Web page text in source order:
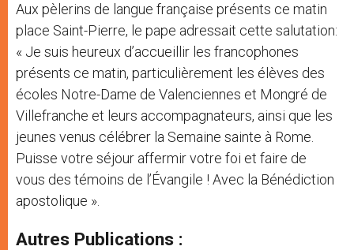
Aux pèlerins de langue française présents ce matin
place Saint-Pierre, le pape adressait cette salutation:
« Je suis heureux d’accueillir les francophones
présents ce matin, particulièrement les élèves des
écoles Notre-Dame de Valenciennes et Mongré de
Villefranche et leurs accompagnateurs, ainsi que les
jeunes venus célébrer la Semaine sainte à Rome.
Puisse votre séjour affermir votre foi et faire de
vous des témoins de l’Évangile ! Avec la Bénédiction
apostolique ».
Autres Publications :